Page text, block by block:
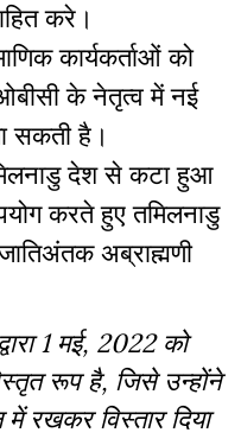
करे।
कार्यकर्ताओं को
के नेतृत्व में नई
सकती है।
देश से कटा हुआ
करते हुए तमिलनाडु
अब्राह्मणी
1 मई, 2022 को
रूप है, जिसे उन्होंने
में रखकर विस्तार दिया